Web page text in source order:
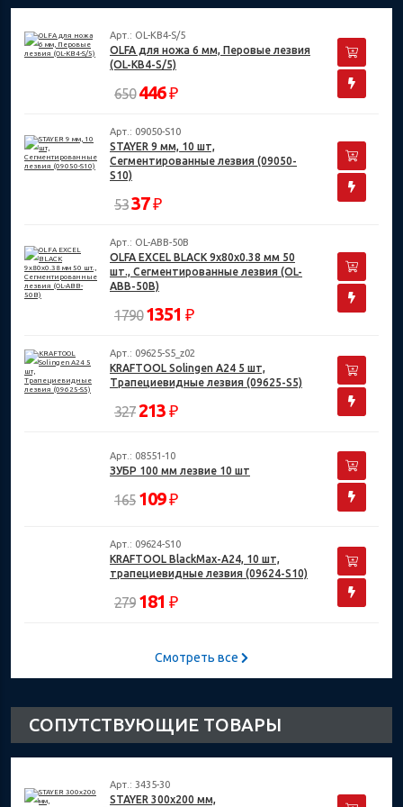
Арт.: OL-KB4-S/5
OLFA для ножа 6 мм, Перовые лезвия
(OL-KB4-S/5)
650 446₽
Арт.: 09050-S10
STAYER 9 мм, 10 шт,
Сегментированные лезвия (09050-
S10)
5337₽
Арт.: OL-ABB-50B
OLFA EXCEL BLACK 9х80х0.38 мм 50
шт., Сегментированные лезвия (OL-
ABB-50B)
1790 1351 ₽
Арт.: 09625-S5_z02
KRAFTOOL Solingen А24 5 шт,
Трапециевидные лезвия (09625-S5)
327 213 ₽
Арт.: 08551-10
ЗУБР 100 мм лезвие 10 шт
165 109₽
Арт.: 09624-S10
KRAFTOOL BlackMax-A24, 10 шт,
трапециевидные лезвия (09624-S10)
279 181 ₽
Смотреть все
СОПУТСТВУЮЩИЕ ТОВАРЫ
Арт.: 3435-30
STAYER 300х200 мм,